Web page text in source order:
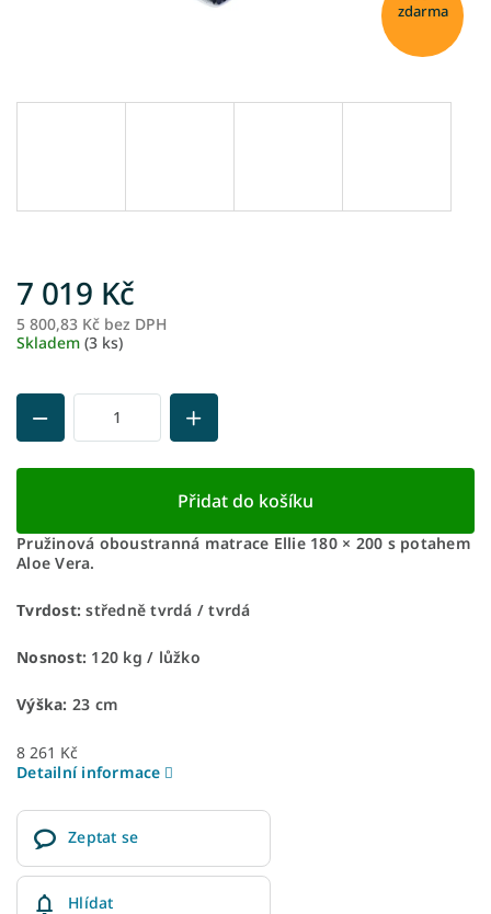
zdarma
7 019 Kč
5 800,83 Kč bez DPH
Skladem (3 ks)
Přidat do košíku
Pružinová oboustranná matrace Ellie 180 × 200 s potahem
Aloe Vera.
Tvrdost: středně tvrdá / tvrdá
Nosnost: 120 kg ​​​​​/ lůžko
Výška: 23 cm
8 261 Kč
Detailní informace
Zeptat se
Hlídat